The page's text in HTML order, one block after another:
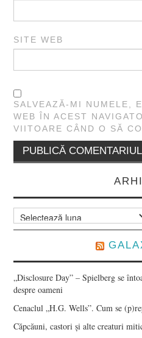
SITE WEB
SALVEAZĂ-MI NUMELE,
WEB ÎN ACEST
VIITOARE CÂND O SĂ
Arhive
„Disclosure Day” – Spielberg se
despre oameni
Cenaclul „H.G. Wells”. Cum se
Căpcăuni, castori și alte creaturi